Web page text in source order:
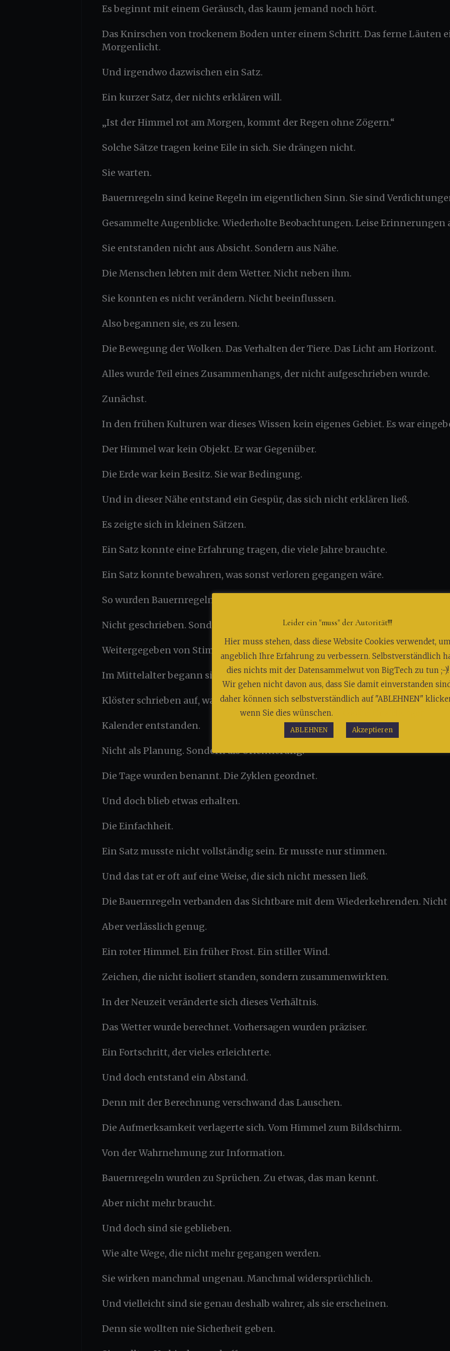
Es beginnt mit einem Geräusch, das kaum jemand noch hört.
Das Knirschen von trockenem Boden unter einem Schritt. Das ferne Läuten
Morgenlicht.
Und irgendwo dazwischen ein Satz.
Ein kurzer Satz, der nichts erklären will.
„Ist der Himmel rot am Morgen, kommt der Regen ohne Zögern.“
Solche Sätze tragen keine Eile in sich. Sie drängen nicht.
Sie warten.
Bauernregeln sind keine Regeln im eigentlichen Sinn. Sie sind
Gesammelte Augenblicke. Wiederholte Beobachtungen. Leise Erinnerungen
Sie entstanden nicht aus Absicht. Sondern aus Nähe.
Die Menschen lebten mit dem Wetter. Nicht neben ihm.
Sie konnten es nicht verändern. Nicht beeinflussen.
Also begannen sie, es zu lesen.
Die Bewegung der Wolken. Das Verhalten der Tiere. Das Licht am Horizont.
Alles wurde Teil eines Zusammenhangs, der nicht aufgeschrieben wurde.
Zunächst.
In den frühen Kulturen war dieses Wissen kein eigenes Gebiet. Es war
Der Himmel war kein Objekt. Er war Gegenüber.
Die Erde war kein Besitz. Sie war Bedingung.
Und in dieser Nähe entstand ein Gespür, das sich nicht erklären ließ.
Es zeigte sich in kleinen Sätzen.
Ein Satz konnte eine Erfahrung tragen, die viele Jahre brauchte.
Ein Satz konnte bewahren, was sonst verloren gegangen wäre.
So wurden Bauernregeln zu einer Form von Gedächtnis.
Nicht geschrieben. Sondern gesprochen.
Weitergegeben von Stimme zu Stimme. Von Generation zu Generation.
Im Mittelalter begann sich dieses Wissen zu sammeln.
Klöster schrieben auf, was zuvor nur erinnert wurde.
Kalender entstanden.
Nicht als Planung. Sondern als Orientierung.
Die Tage wurden benannt. Die Zyklen geordnet.
Und doch blieb etwas erhalten.
Die Einfachheit.
Ein Satz musste nicht vollständig sein. Er musste nur stimmen.
Und das tat er oft auf eine Weise, die sich nicht messen ließ.
Die Bauernregeln verbanden das Sichtbare mit dem Wiederkehrenden. Nicht
Aber verlässlich genug.
Ein roter Himmel. Ein früher Frost. Ein stiller Wind.
Zeichen, die nicht isoliert standen, sondern zusammenwirkten.
In der Neuzeit veränderte sich dieses Verhältnis.
Das Wetter wurde berechnet. Vorhersagen wurden präziser.
Ein Fortschritt, der vieles erleichterte.
Und doch entstand ein Abstand.
Denn mit der Berechnung verschwand das Lauschen.
Die Aufmerksamkeit verlagerte sich. Vom Himmel zum Bildschirm.
Von der Wahrnehmung zur Information.
Bauernregeln wurden zu Sprüchen. Zu etwas, das man kennt.
Aber nicht mehr braucht.
Und doch sind sie geblieben.
Wie alte Wege, die nicht mehr gegangen werden.
Sie wirken manchmal ungenau. Manchmal widersprüchlich.
Und vielleicht sind sie genau deshalb wahrer, als sie erscheinen.
Denn sie wollten nie Sicherheit geben.
Leider ein "muss" der Autorität!!!
Hier muss stehen, dass diese Website Cookies verwendet,
angeblich Ihre Erfahrung zu verbessern. Selbstverständlich
dies nichts mit der Datensammelwut von BigTech zu tun ;-)!
Wir gehen nicht davon aus, dass Sie damit einverstanden
daher können sich selbstverständlich auf "ABLEHNEN"
wenn Sie dies wünschen.
ABLEHNEN Akzeptieren